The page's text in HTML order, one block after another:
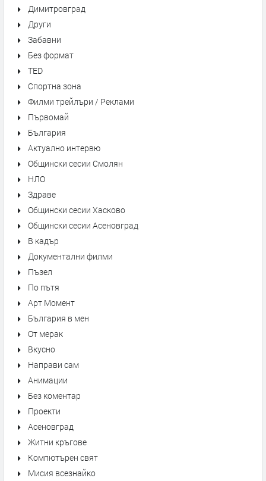
Димитровград
Други
Забавни
Без формат
TED
Спортна зона
Филми трейлъри / Реклами
Първомай
България
Актуално интервю
Общински сесии Смолян
НЛО
Здраве
Общински сесии Хасково
Общински сесии Асеновград
В кадър
Документални филми
Пъзел
По пътя
Арт Момент
България в мен
От мерак
Вкусно
Направи сам
Анимации
Без коментар
Проекти
Асеновград
Житни кръгове
Компютърен свят
Мисия всезнайко